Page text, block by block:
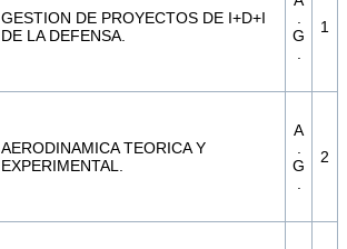
GESTION DE PROYECTOS DE I+D+I
DE LA DEFENSA.
G
1
AERODINAMICA TEORICA Y
EXPERIMENTAL.
A
G
2